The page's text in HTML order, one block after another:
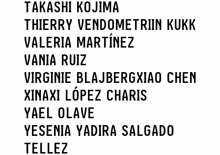
TAKASHI KOJIMA
THIERRY VENDOMETRIIN KUKK
VALERIA MARTÍNEZ
VANIA RUIZ
VIRGINIE BLAJBERGXIAO CHEN
XINAXI LÓPEZ CHARIS
YAEL OLAVE
YESENIA YADIRA SALGADO
TELLEZ